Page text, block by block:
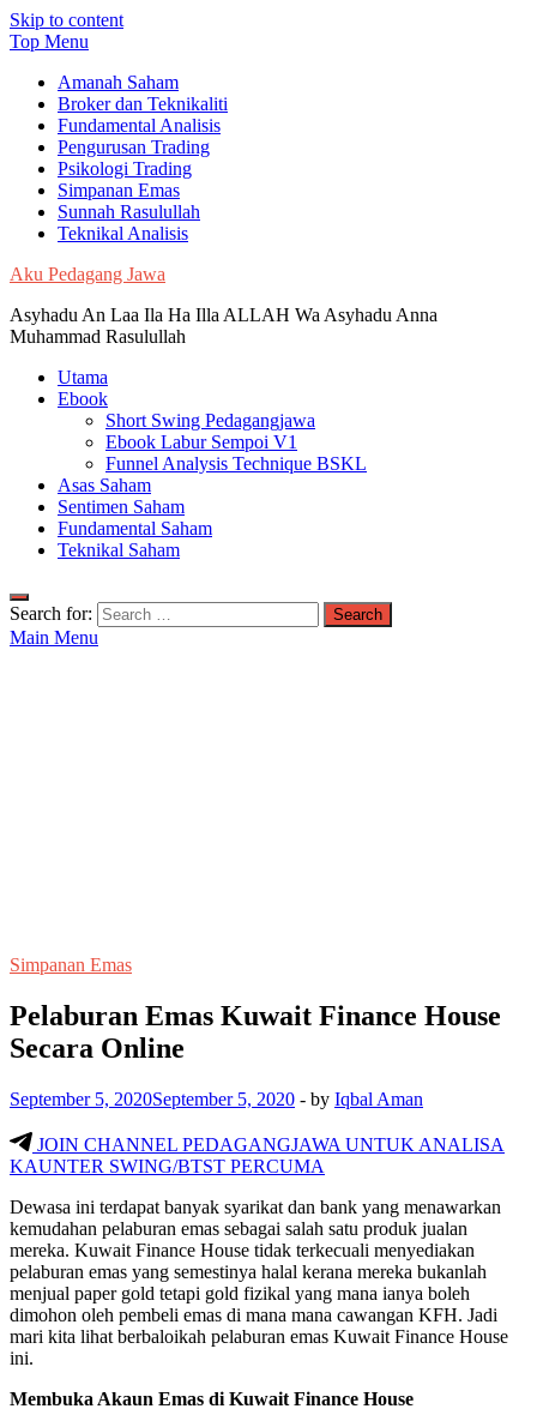
Skip to content
Top Menu
Amanah Saham
Broker dan Teknikaliti
Fundamental Analisis
Pengurusan Trading
Psikologi Trading
Simpanan Emas
Sunnah Rasulullah
Teknikal Analisis
Aku Pedagang Jawa
Asyhadu An Laa Ila Ha Illa ALLAH Wa Asyhadu Anna
Muhammad Rasulullah
Utama
Ebook
Short Swing Pedagangjawa
Ebook Labur Sempoi V1
Funnel Analysis Technique BSKL
Asas Saham
Sentimen Saham
Fundamental Saham
Teknikal Saham
Search for:
Main Menu
Simpanan Emas
Pelaburan Emas Kuwait Finance House
Secara Online
September 5, 2020September 5, 2020 - by Iqbal Aman
JOIN CHANNEL PEDAGANGJAWA UNTUK ANALISA
KAUNTER SWING/BTST PERCUMA
Dewasa ini terdapat banyak syarikat dan bank yang menawarkan
kemudahan pelaburan emas sebagai salah satu produk jualan
mereka. Kuwait Finance House tidak terkecuali menyediakan
pelaburan emas yang semestinya halal kerana mereka bukanlah
menjual paper gold tetapi gold fizikal yang mana ianya boleh
dimohon oleh pembeli emas di mana mana cawangan KFH. Jadi
mari kita lihat berbaloikah pelaburan emas Kuwait Finance House
ini.
Membuka Akaun Emas di Kuwait Finance House